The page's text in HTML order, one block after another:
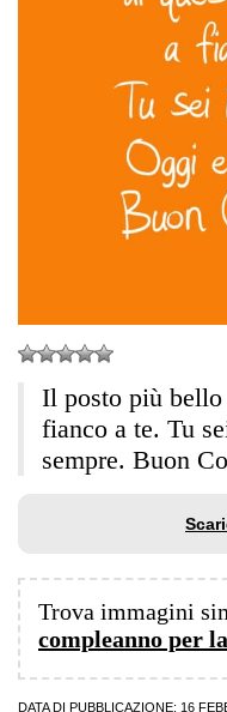
Il posto più bello
fianco a te. Tu
sempre. Buon
Trova immagini
compleanno per
DATA DI PUBBLICAZIONE: 16